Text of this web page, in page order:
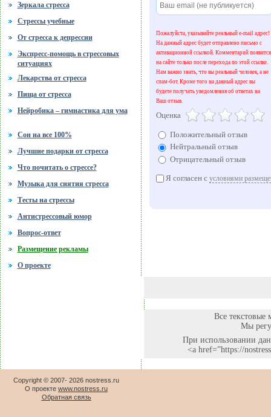
Зеркала стресса
Стрессы учебные
От стресса к депрессии
Экспресс-помощь в стрессовых
ситуациях
Лекарства от стресса
Пища от стресса
Нейробика – гимнастика для ума
Сон на все 100%
Лучшие подарки от стресса
Что почитать о стрессе?
Музыка для снятия стресса
Тесты на стрессы
Антистрессовый юмор
Вопрос-ответ
Размещение рекламы
О проекте
Пожалуйста, указывайте реальный e-mail адрес!
На данный адрес будет отправлено письмо с
активационной ссылкой. Комментарий появится
на сайте только после перехода по этой ссылке.
Нам важно знать, что вы реальный человек, а не
спам-бот. Кроме того на данный адрес вы
будете получать уведомления об ответах на
Ваш отзыв.
Оценка
Положительный отзыв
Нейтральный отзыв
Отрицательный отзыв
Я согласен с условиями
Все текстовые
Мы
При использовании
<a href=”https://
Copyright © 2007- 2026 nostress.ru
О проекте www.nostress.ru
Обратная связь